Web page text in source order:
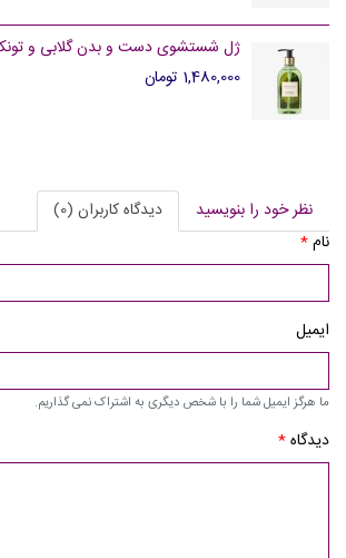
ژل شستشوی دست و بدن گلابی و
1,480,000 تومان
نظر خود را بنویسید
دیدگاه کاربران (0)
نام*
ایمیل
ما هرگز ایمیل شما را با شخص دیگری به اشتراک نمی گذاریم.
دیدگاه*